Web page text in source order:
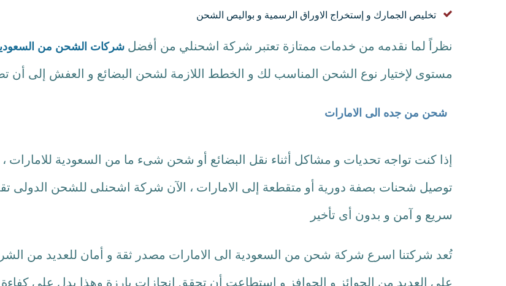
تخليص الجمارك و إستخراج الاوراق الرسمية و بواليص الشحن
نظراً لما نقدمه من خدمات ممتازة تعتبر شركة اشحنلي من أفضل شركات الشحن من
مستوى لإختيار نوع الشحن المناسب لك و الخطط اللازمة لشحن البضائع و العفش إلى
شحن من جده الى الامارات
إذا كنت تواجه تحديات و مشاكل أثناء نقل البضائع أو شحن شىء ما من السعودية
توصيل شحنات بصفة دورية أو متقطعة إلى الامارات ، الآن شركة اشحنلى للشحن الدولى
سريع و آمن و بدون أى تأخير
تُعد شركتنا اسرع شركة شحن من السعودية الى الامارات مصدر ثقة و أمان للعديد من
على العديد من الجوائز و الحوافز و إستطاعت أن تحقق إنجازات بارزة وهذا يدل على كفاءة